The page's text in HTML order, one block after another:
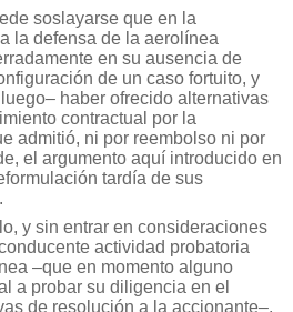
soslayarse que en la
la defensa de la aerolínea
en su ausencia de
de un caso fortuito, y
haber ofrecido alternativas
contractual por la
admitió, ni por reembolso ni por
el argumento aquí introducido en
tardía de sus
y sin entrar en consideraciones
actividad probatoria
–que en momento alguno
a probar su diligencia en el
de resolución a la accionante–,